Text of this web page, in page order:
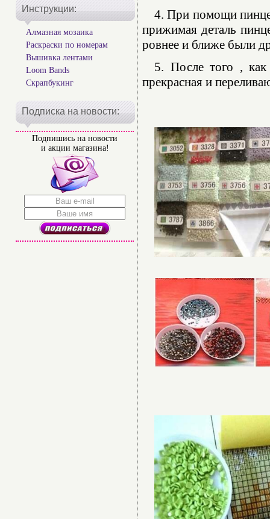
Инструкции:
Алмазная мозаика
Раскраски по номерам
Вышивка лентами
Loom Bands
Скрапбукинг
Подписка на новости:
Подпишись на новости
и акции магазина!
4. При помощи
прижимая деталь
ровнее и ближе были
5. После того , как
прекрасная и